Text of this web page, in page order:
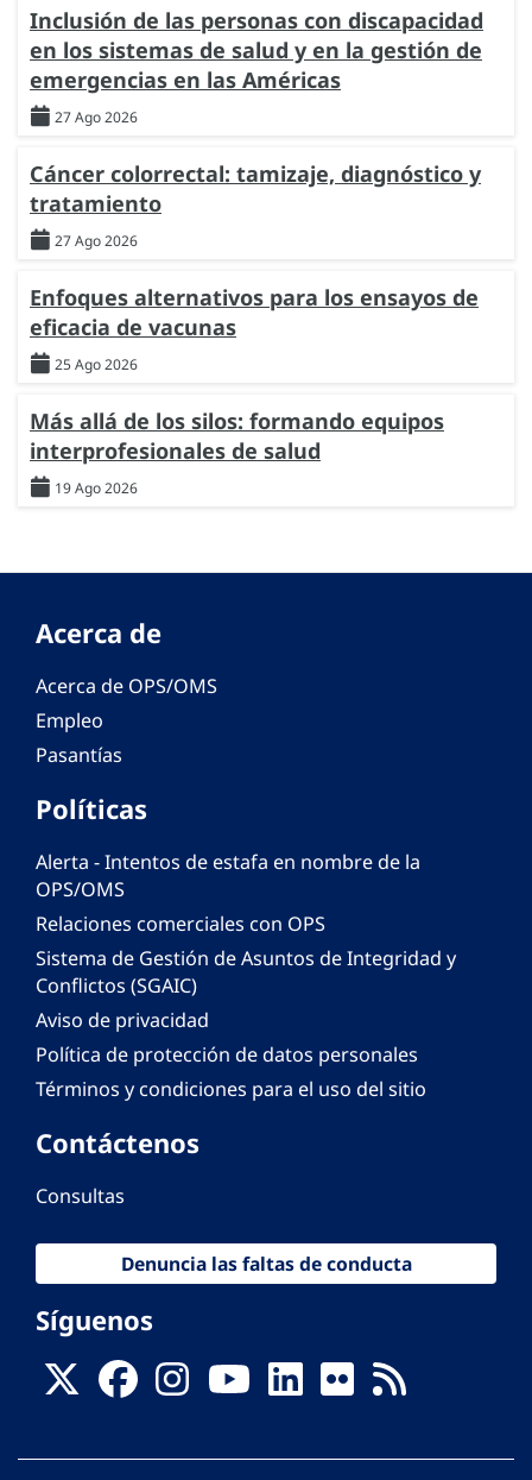
Inclusión de las personas con discapacidad
en los sistemas de salud y en la gestión de
emergencias en las Américas
27 Ago 2026
Cáncer colorrectal: tamizaje, diagnóstico y
tratamiento
27 Ago 2026
Enfoques alternativos para los ensayos de
eficacia de vacunas
25 Ago 2026
Más allá de los silos: formando equipos
interprofesionales de salud
19 Ago 2026
Acerca de
Acerca de OPS/OMS
Empleo
Pasantías
Políticas
Alerta - Intentos de estafa en nombre de la
OPS/OMS
Relaciones comerciales con OPS
Sistema de Gestión de Asuntos de Integridad y
Conflictos (SGAIC)
Aviso de privacidad
Política de protección de datos personales
Términos y condiciones para el uso del sitio
Contáctenos
Consultas
Denuncia las faltas de conducta
Síguenos